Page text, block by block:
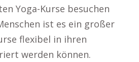
Yoga-Kurse besuchen
ist es ein großer
flexibel in ihren
werden können.